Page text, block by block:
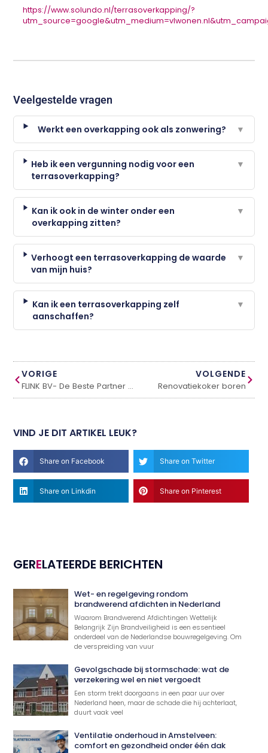
https://www.solundo.nl/terrasoverkapping/?
Veelgestelde vragen
Werkt een overkapping ook als zonwering? ▼
Heb ik een vergunning nodig voor een
terrasoverkapping?
▼
Kan ik ook in de winter onder een
overkapping zitten?
▼
Verhoogt een terrasoverkapping de waarde
van mijn huis?
▼
Kan ik een terrasoverkapping zelf
aanschaffen?
▼
VORIGE
FLINK BV- De Beste Partner voor Gevelmontage en Renovatie
VOLGENDE
Renovatiekoker boren
VIND JE DIT ARTIKEL LEUK?
Share on Facebook Share on Twitter
Share on Linkdin Share on Pinterest
GERELATEERDE BERICHTEN
Wet- en regelgeving rondom
brandwerend afdichten in Nederland
Waarom Brandwerend Afdichtingen Wettelijk
Belangrijk Zijn Brandveiligheid is een essentieel
onderdeel van de Nederlandse bouwregelgeving. Om
de verspreiding van vuur
Gevolgschade bij stormschade: wat de
verzekering wel en niet vergoedt
Een storm trekt doorgaans in een paar uur over
Nederland heen, maar de schade die hij achterlaat,
duurt vaak veel
Ventilatie onderhoud in Amstelveen:
comfort en gezondheid onder één dak